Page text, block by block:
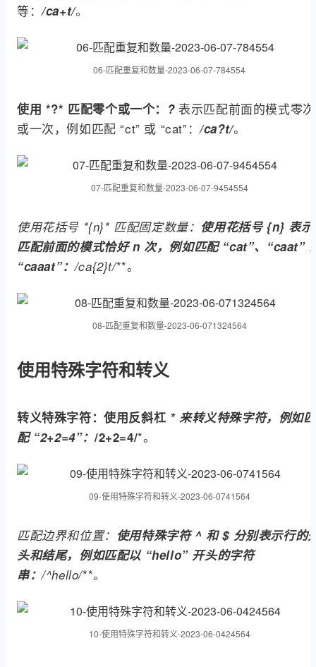
等：/ca+t/。
06-匹配重复和数量-2023-06-07-784554
使用 *?* 匹配零个或一个： ?表示匹配前面的模式零次
或一次，例如匹配 “ct” 或 “cat”：/ca?t/。
07-匹配重复和数量-2023-06-07-9454554
使用花括号 *{n}* 匹配固定数量： 使用花括号{n} 表示
匹配前面的模式恰好 n 次，例如匹配 “cat”、“caat”
“caaat”：/ca{2}t/**。
08-匹配重复和数量-2023-06-071324564
使用特殊字符和转义
转义特殊字符：使用反斜杠 *来转义特殊字符，例如匹
配 “2+2=4”： /2+2=4/*。
09-使用特殊字符和转义-2023-06-0741564
匹配边界和位置： 使用特殊字符^ 和$ 分别表示行的
头和结尾，例如匹配以 “hello” 开头的字符
串：/^hello/**。
10-使用特殊字符和转义-2023-06-0424564